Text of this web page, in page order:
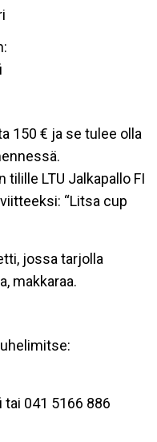
150 € ja se tulee olla
LTU Jalkapallo FI
“Litsa cup
jossa tarjolla
makkaraa.
tai 041 5166 886